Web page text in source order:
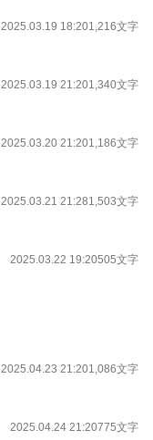
2025.03.19 18:201,216文字
2025.03.19 21:201,340文字
2025.03.20 21:201,186文字
2025.03.21 21:281,503文字
2025.03.22 19:20505文字
2025.04.23 21:201,086文字
2025.04.24 21:20775文字